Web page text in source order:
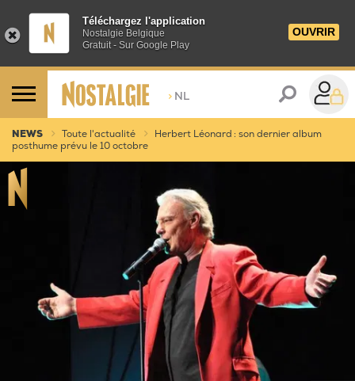
Téléchargez l'application
Nostalgie Belgique
Gratuit - Sur Google Play
OUVRIR
> NL
NEWS Toute l'actualité
Herbert Léonard : son dernier album
posthume prévu le 10 octobre